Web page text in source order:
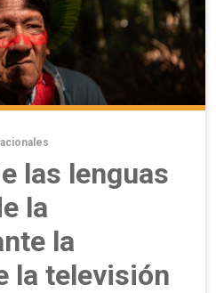
las lenguas
la
la
la televisión